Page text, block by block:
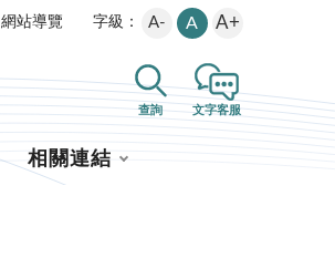
網站導覽 字級： A- A A+
查詢 文字客服
相關連結